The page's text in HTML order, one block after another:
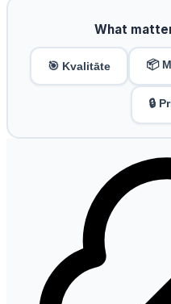
What
🎯 Kvalitāte 📦
🔒